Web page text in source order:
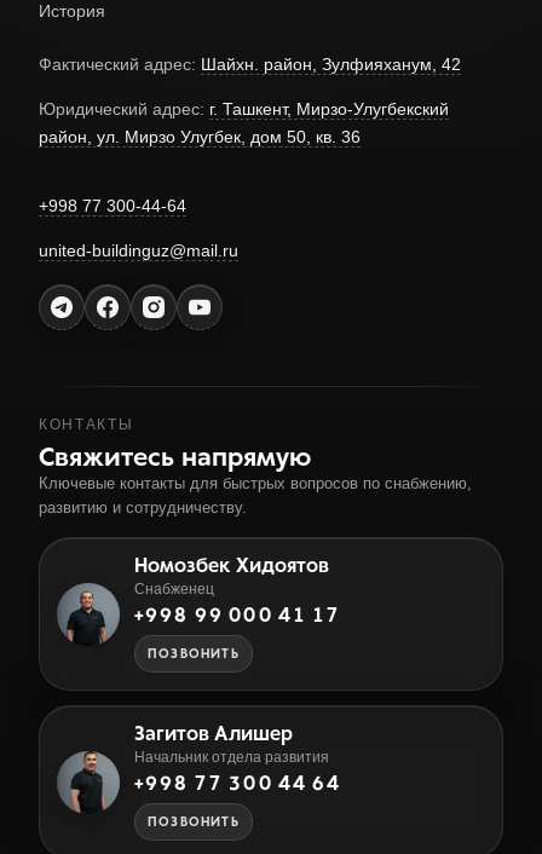
История
Фактический адрес: Шайхн. район, Зулфияханум, 42
Юридический адрес: г. Ташкент, Мирзо-Улугбекский
район, ул. Мирзо Улугбек, дом 50, кв. 36
+998 77 300-44-64
united-buildinguz@mail.ru
КОНТАКТЫ
Свяжитесь напрямую
Ключевые контакты для быстрых вопросов по снабжению,
развитию и сотрудничеству.
Номозбек Хидоятов
Снабженец
+998 99 000 41 17
ПОЗВОНИТЬ
Загитов Алишер
Начальник отдела развития
+998 77 300 44 64
ПОЗВОНИТЬ